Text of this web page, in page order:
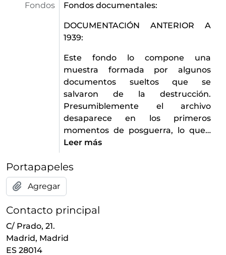
Fondos Fondos documentales:
DOCUMENTACIÓN ANTERIOR A
1939:
Este fondo lo compone una
muestra formada por algunos
documentos sueltos que se
salvaron de la destrucción.
Presumiblemente el archivo
desaparece en los primeros
momentos de posguerra, lo que…
Leer más
Portapapeles
Agregar
Contacto principal
C/ Prado, 21.
Madrid, Madrid
ES 28014